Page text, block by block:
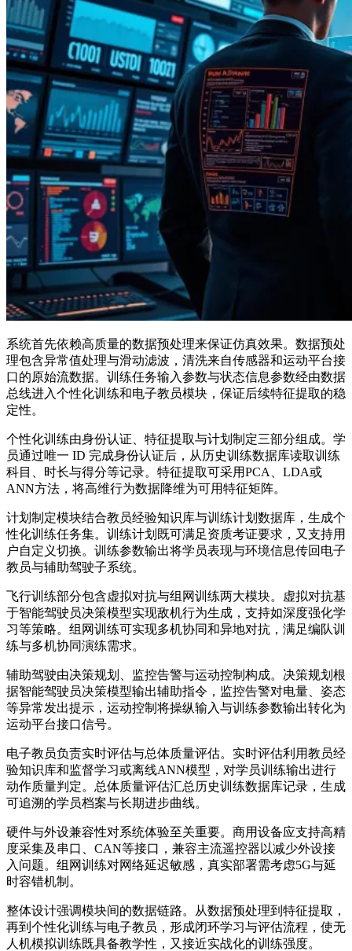
系统首先依赖高质量的数据预处理来保证仿真效果。数据预处
理包含异常值处理与滑动滤波，清洗来自传感器和运动平台接
口的原始流数据。训练任务输入参数与状态信息参数经由数据
总线进入个性化训练和电子教员模块，保证后续特征提取的稳
定性。
个性化训练由身份认证、特征提取与计划制定三部分组成。学
员通过唯一 ID 完成身份认证后，从历史训练数据库读取训练
科目、时长与得分等记录。特征提取可采用PCA、LDA或
ANN方法，将高维行为数据降维为可用特征矩阵。
计划制定模块结合教员经验知识库与训练计划数据库，生成个
性化训练任务集。训练计划既可满足资质考证要求，又支持用
户自定义切换。训练参数输出将学员表现与环境信息传回电子
教员与辅助驾驶子系统。
飞行训练部分包含虚拟对抗与组网训练两大模块。虚拟对抗基
于智能驾驶员决策模型实现敌机行为生成，支持如深度强化学
习等策略。组网训练可实现多机协同和异地对抗，满足编队训
练与多机协同演练需求。
辅助驾驶由决策规划、监控告警与运动控制构成。决策规划根
据智能驾驶员决策模型输出辅助指令，监控告警对电量、姿态
等异常发出提示，运动控制将操纵输入与训练参数输出转化为
运动平台接口信号。
电子教员负责实时评估与总体质量评估。实时评估利用教员经
验知识库和监督学习或离线ANN模型，对学员训练输出进行
动作质量判定。总体质量评估汇总历史训练数据库记录，生成
可追溯的学员档案与长期进步曲线。
硬件与外设兼容性对系统体验至关重要。商用设备应支持高精
度采集及串口、CAN等接口，兼容主流遥控器以减少外设接
入问题。组网训练对网络延迟敏感，真实部署需考虑5G与延
时容错机制。
整体设计强调模块间的数据链路。从数据预处理到特征提取，
再到个性化训练与电子教员，形成闭环学习与评估流程，使无
人机模拟训练既具备教学性，又接近实战化的训练强度。